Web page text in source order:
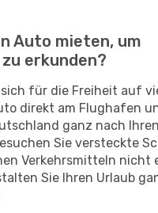
Auto mieten, um
erkunden?
für die Freiheit auf
direkt am Flughafen
ganz nach Ihren
Sie versteckte
Verkehrsmitteln nicht
Sie Ihren Urlaub